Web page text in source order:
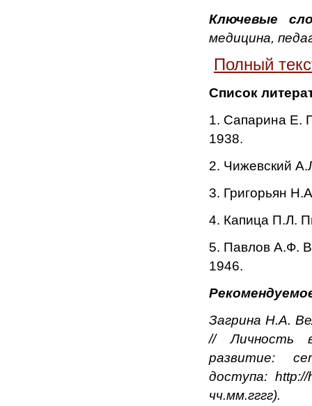
Ключевые
медицина,
Полный
Список
1. Сапарина Е.
1938.
2. Чижевский
3. Григорьян
4. Капица П.Л.
5. Павлов А.Ф.
1946.
Загрина Н.А.
// Личность
развитие:
доступа:
чч.мм.гггг).